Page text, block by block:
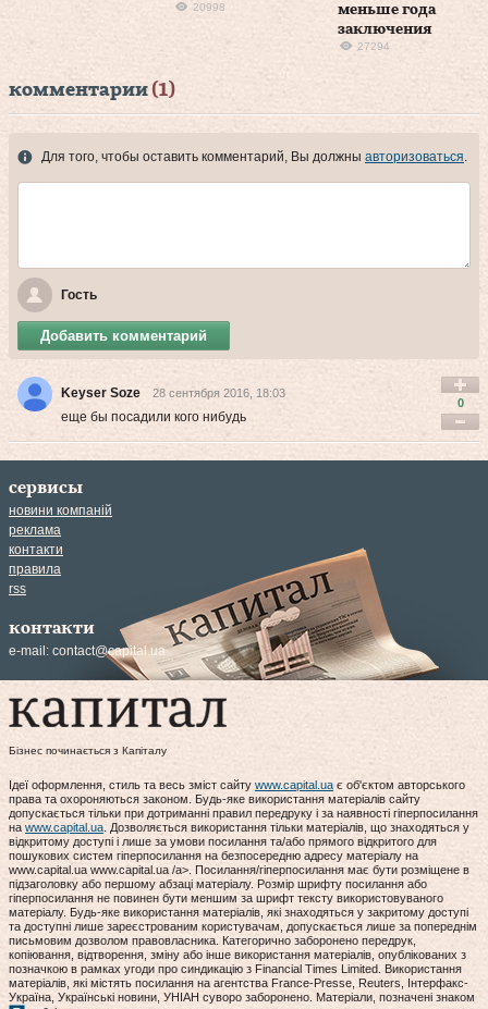
20998
меньше года
заключения
27294
комментарии (1)
Для того, чтобы оставить комментарий, Вы должны авторизоваться.
Гость
Добавить комментарий
Keyser Soze 28 сентября 2016, 18:03
еще бы посадили кого нибудь
0
сервисы
новини компаній
реклама
контакти
правила
rss
контакти
e-mail: contact@capital.ua
Бізнес починається з Капіталу
Ідеї оформлення, стиль та весь зміст сайту www.capital.ua є об'єктом авторського
права та охороняються законом. Будь-яке використання матеріалів сайту
допускається тільки при дотриманні правил передруку і за наявності гіперпосилання
на www.capital.ua. Дозволяється використання тільки матеріалів, що знаходяться у
відкритому доступі і лише за умови посилання та/або прямого відкритого для
пошукових систем гіперпосилання на безпосередню адресу матеріалу на
www.capital.ua www.capital.ua /a>. Посилання/гіперпосилання має бути розміщене в
підзаголовку або першому абзаці матеріалу. Розмір шрифту посилання або
гіперпосилання не повинен бути меншим за шрифт тексту використовуваного
матеріалу. Будь-яке використання матеріалів, які знаходяться у закритому доступі
та доступні лише зареєстрованим користувачам, допускається лише за попереднім
письмовим дозволом правовласника. Категорично заборонено передрук,
копіювання, відтворення, зміну або інше використання матеріалів, опублікованих з
позначкою в рамках угоди про синдикацію з Financial Times Limited. Використання
матеріалів, які містять посилання на агентства France-Presse, Reuters, Інтерфакс-
Україна, Українські новини, УНІАН суворо заборонено. Матеріали, позначені знаком